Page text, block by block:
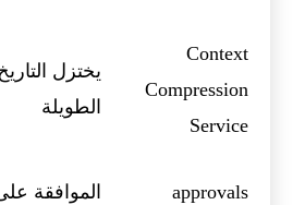
Context
Compression
Service
يختزل
الطويلة
approvals
الموافقة